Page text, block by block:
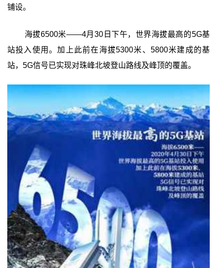
铺设。
海拔6500米——4月30日下午，世界海拔最高的5G基
站投入使用。加上此前在海拔5300米、5800米建成的基
站，5G信号已实现对珠峰北坡登山路线及峰顶的覆盖。